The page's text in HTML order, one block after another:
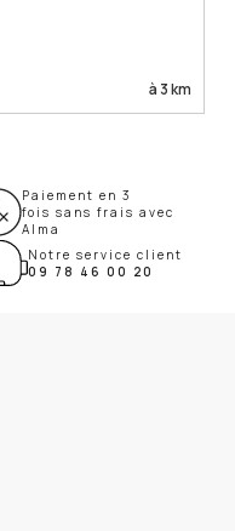
à 3 km
Paiement en 3
fois sans frais avec
Alma
Notre service client
09 78 46 00 20